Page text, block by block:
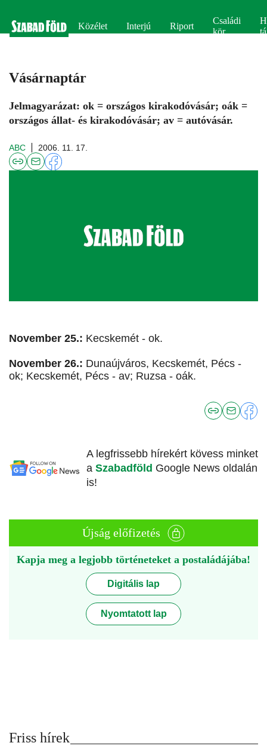
Közélet Interjú Riport
Családi
kör
Vásárnaptár
Jelmagyarázat: ok = országos kirakodóvásár; oák =
országos állat- és kirakodóvásár; av = autóvásár.
ABC 2006. 11. 17.
November 25.: Kecskemét - ok.
November 26.: Dunaújváros, Kecskemét, Pécs -
ok; Kecskemét, Pécs - av; Ruzsa - oák.
A legfrissebb hírekért kövess minket
a Szabadföld Google News oldalán
is!
Újság előfizetés
Kapja meg a legjobb történeteket a postaládájába!
Digitális lap
Nyomtatott lap
Friss hírek